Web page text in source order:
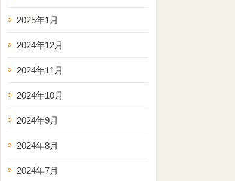
2025年1月
2024年12月
2024年11月
2024年10月
2024年9月
2024年8月
2024年7月